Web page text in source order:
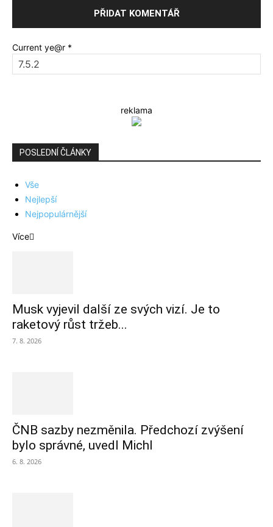
Current ye@r *
reklama
POSLEDNÍ ČLÁNKY
Vše
Nejlepší
Nejpopulárnější
Více
Musk vyjevil další ze svých vizí. Je to
raketový růst tržeb...
7. 8. 2026
ČNB sazby nezměnila. Předchozí zvýšení
bylo správné, uvedl Michl
6. 8. 2026